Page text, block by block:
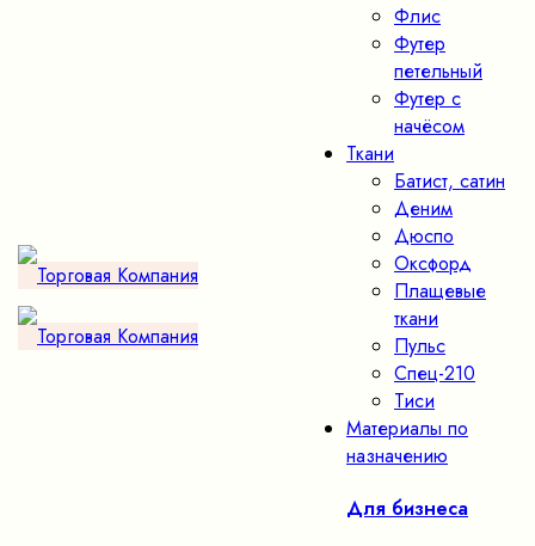
Флис
Футер
петельный
Футер с
начёсом
Ткани
Батист, сатин
Деним
Дюспо
Оксфорд
Плащевые
ткани
Пульс
Спец-210
Тиси
Материалы по
назначению
Для бизнеса